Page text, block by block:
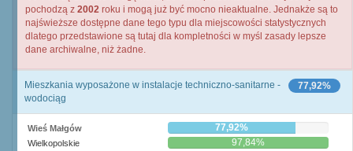
pochodzą z 2002 roku i mogą już być mocno nieaktualne. Jednakże są to
najświeższe dostępne dane tego typu dla miejscowości statystycznych
dlatego przedstawione są tutaj dla kompletności w myśl zasady lepsze
dane archiwalne, niż żadne.
77,92%
Mieszkania wyposażone w instalacje techniczno-sanitarne -
wodociąg
Wieś Małgów 77,92%
Wielkopolskie 97,84%